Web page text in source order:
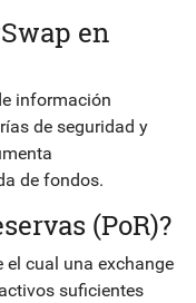
en
información
de seguridad y
de fondos.
(PoR)?
cual una exchange
suficientes